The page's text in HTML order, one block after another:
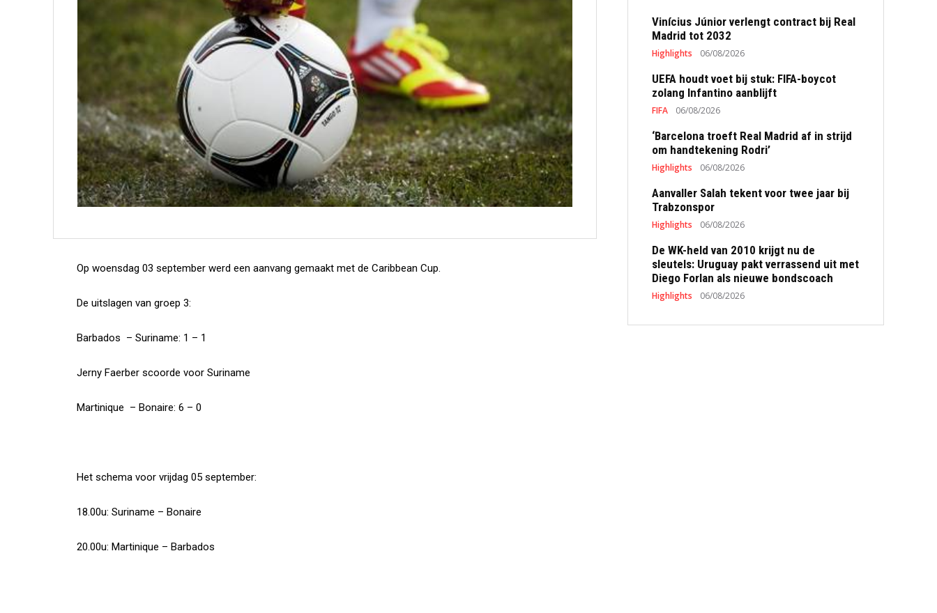
Op woensdag 03 september werd een aanvang gemaakt met de Caribbean Cup.
De uitslagen van groep 3:
Barbados – Suriname: 1 – 1
Jerny Faerber scoorde voor Suriname
Martinique – Bonaire: 6 – 0
Het schema voor vrijdag 05 september:
18.00u: Suriname – Bonaire
20.00u: Martinique – Barbados
Vinícius Júnior verlengt contract bij Real
Madrid tot 2032
Highlights 06/08/2026
UEFA houdt voet bij stuk: FIFA-boycot
zolang Infantino aanblijft
FIFA 06/08/2026
‘Barcelona troeft Real Madrid af in strijd
om handtekening Rodri’
Highlights 06/08/2026
Aanvaller Salah tekent voor twee jaar bij
Trabzonspor
Highlights 06/08/2026
De WK-held van 2010 krijgt nu de
sleutels: Uruguay pakt verrassend uit met
Diego Forlan als nieuwe bondscoach
Highlights 06/08/2026